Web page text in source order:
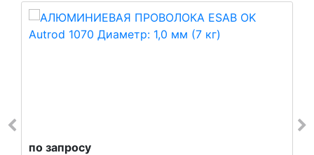
по запросу